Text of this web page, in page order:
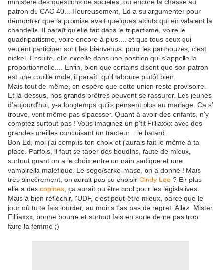
ministère des questions de sociétés, ou encore la chasse au
patron du CAC 40... Heureusement, Ed a su argumenter pour
démontrer que la promise avait quelques atouts qui en valaient la
chandelle. Il paraît qu'elle fait dans le tripartisme, voire le
quadripartisme, voire encore à plus.... et que tous ceux qui
veulent participer sont les bienvenus: pour les parthouzes, c'est
nickel. Ensuite, elle excelle dans une position qui s'appelle la
proportionnelle.... Enfin, bien que certains disent que son patron
est une couille mole, il paraît qu'il laboure plutôt bien.
Mais tout de même, on espère que cette union reste provisoire.
Et là-dessus, nos grands prêtres peuvent se rassurer. Les jeunes
d'aujourd'hui, y-a longtemps qu'ils pensent plus au mariage. Ca s'
trouve, vont même pas s'pacsser. Quant à avoir des enfants, n'y
comptez surtout pas ! Vous imaginez un p'tit Filliaxxx avec des
grandes oreilles conduisant un tracteur... le batard.
Bon Ed, moi j'ai compris ton choix et j'aurais fait le même à ta
place. Parfois, il faut se taper des boudins, faute de mieux,
surtout quant on a le choix entre un nain sadique et une
vampirella maléfique. Le sego/sarko-maso, on a donné ! Mais
très sincèrement, on aurait pas pu choisir Cindy Lee ? En plus
elle a des copines , ça aurait pu être cool pour les législatives.
Mais à bien réfléchir, l'UDF, c'est peut-être mieux, parce que le
jour où tu te fais lourder, au moins t'as pas de regret. Allez Mister
Filliaxxx, bonne bourre et surtout fais en sorte de ne pas trop
faire la femme ;)